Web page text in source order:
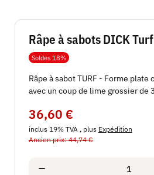
Râpe à sabots DICK
Soldes 18%
Râpe à sabot TURF - Forme
avec un coup de lime grossier de
36,60 €
inclus 19% TVA , plus Expédition
Ancien prix: 44,74 €